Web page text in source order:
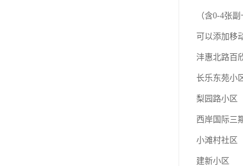
（含0-4张
可以添加移
沣惠北路百
长乐东苑小
梨园路小区
西岸国际三
小滩村社区
建新小区